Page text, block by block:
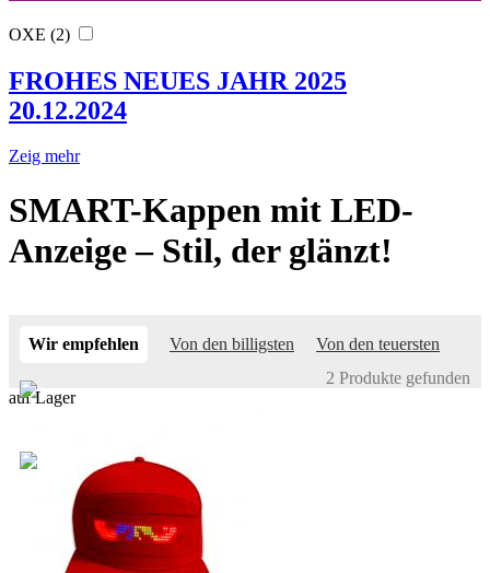
OXE (2)
FROHES NEUES JAHR 2025
20.12.2024
Zeig mehr
SMART-Kappen mit LED-
Anzeige – Stil, der glänzt!
Wir empfehlen Von den billigsten
Von den teuersten
2 Produkte gefunden
auf Lager